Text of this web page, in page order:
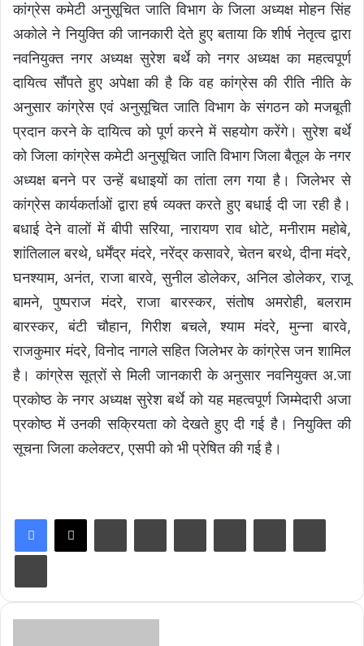
कांग्रेस कमेटी अनुसूचित जाति विभाग के जिला अध्यक्ष मोहन सिंह
अकोले ने नियुक्ति की जानकारी देते हुए बताया कि शीर्ष नेतृत्व द्वारा
नवनियुक्त नगर अध्यक्ष सुरेश बर्थे को नगर अध्यक्ष का महत्वपूर्ण
दायित्व सौंपते हुए अपेक्षा की है कि वह कांग्रेस की रीति नीति के
अनुसार कांग्रेस एवं अनुसूचित जाति विभाग के संगठन को मजबूती
प्रदान करने के दायित्व को पूर्ण करने में सहयोग करेंगे। सुरेश बर्थे
को जिला कांग्रेस कमेटी अनुसूचित जाति विभाग जिला बैतूल के नगर
अध्यक्ष बनने पर उन्हें बधाइयों का तांता लग गया है। जिलेभर से
कांग्रेस कार्यकर्ताओं द्वारा हर्ष व्यक्त करते हुए बधाई दी जा रही है।
बधाई देने वालों में बीपी सरिया, नारायण राव धोटे, मनीराम महोबे,
शांतिलाल बरथे, धर्मेंद्र मंदरे, नरेंद्र कसावरे, चेतन बरथे, दीना मंदरे,
घनश्याम, अनंत, राजा बारवे, सुनील डोलेकर, अनिल डोलेकर, राजू
बामने, पुष्पराज मंदरे, राजा बारस्कर, संतोष अमरोही, बलराम
बारस्कर, बंटी चौहान, गिरीश बचले, श्याम मंदरे, मुन्ना बारवे,
राजकुमार मंदरे, विनोद नागले सहित जिलेभर के कांग्रेस जन शामिल
है। कांग्रेस सूत्रों से मिली जानकारी के अनुसार नवनियुक्त अ.जा
प्रकोष्ठ के नगर अध्यक्ष सुरेश बर्थे को यह महत्वपूर्ण जिम्मेदारी अजा
प्रकोष्ठ में उनकी सक्रियता को देखते हुए दी गई है। नियुक्ति की
सूचना जिला कलेक्टर, एसपी को भी प्रेषित की गई है।